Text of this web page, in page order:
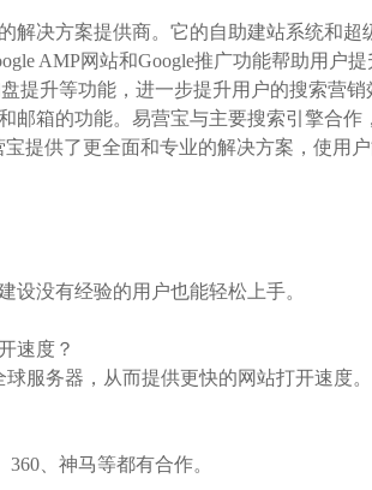
解决方案提供商。它的自助建站系统和超
AMP网站和Google推广功能帮助用户
提升等功能，进一步提升用户的搜索营
邮箱的功能。易营宝与主要搜索引擎合作
提供了更全面和专业的解决方案，使用
设没有经验的用户也能轻松上手。
速度？
服务器，从而提供更快的网站打开速度。
、神马等都有合作。